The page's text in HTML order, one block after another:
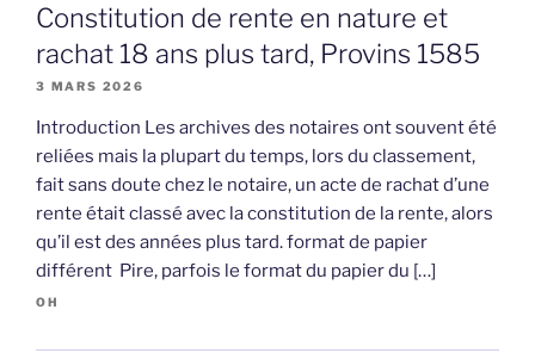
Constitution de rente en nature et
rachat 18 ans plus tard, Provins 1585
3 MARS 2026
Introduction Les archives des notaires ont souvent été
reliées mais la plupart du temps, lors du classement,
fait sans doute chez le notaire, un acte de rachat d’une
rente était classé avec la constitution de la rente, alors
qu’il est des années plus tard. format de papier
différent Pire, parfois le format du papier du […]
OH